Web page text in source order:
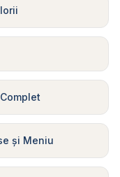
și Meniu